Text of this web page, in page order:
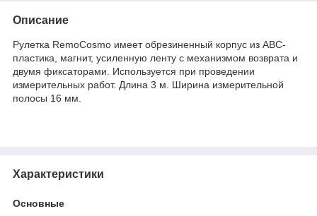
Описание
Рулетка RemoCosmo имеет обрезиненный корпус из АВС-
пластика, магнит, усиленную ленту с механизмом возврата и
двумя фиксаторами. Используется при проведении
измерительных работ. Длина 3 м. Ширина измерительной
полосы 16 мм.
Характеристики
Основные